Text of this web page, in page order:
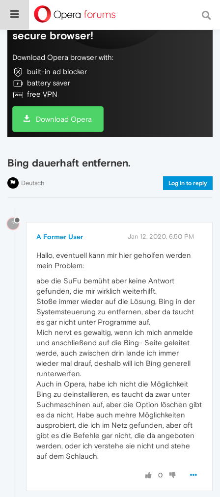
Do more on the web, with a fast and
secure browser!
Download Opera browser with:
built-in ad blocker
battery saver
free VPN
Download Opera
Bing dauerhaft entfernen.
Deutsch Log in to reply
?
A Former User Jan 12, 2020, 6:50 PM
Hallo, eventuell kann mir hier geholfen werden
mein Problem:
abe die SuFu bemüht aber keine Antwort
gefunden, die mir wirklich weiterhilft.
Stoße immer wieder auf die Lösung, Bing in der
Systemsteuerung zu entfernen, aber da taucht
es gar nicht unter Programme auf.
Mich nervt es gewaltig, wenn ich mich anmelde
und anschließend auf die Bing- Seite geleitet
werde, auch zwischen drin lande ich immer
wieder mal drauf, deshalb will ich Bing generell
runterwerfen.
Auch in Opera, habe ich nicht die Möglichkeit
Bing zu deinstallieren, es taucht da zwar unter
Suchmaschinen auf, aber die Option löschen gibt
es da nicht. Habe auch mehre Möglichkeiten
ausprobiert, die ich im Netz gefunden, aber oft
gibt es die Befehle gar nicht, die da angeboten
werden, oder ich verstehe sie nicht und stehe
auf dem Schlauch.
0